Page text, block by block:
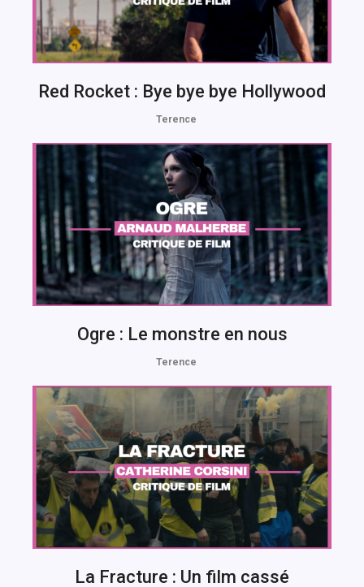
Red Rocket : Bye bye bye Hollywood
Terence
Ogre : Le monstre en nous
Terence
La Fracture : Un film cassé